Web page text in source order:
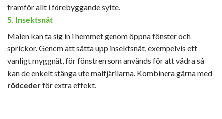
framför allt i förebyggande syfte.
5. Insektsnät
Malen kan ta sig in i hemmet genom öppna fönster och
sprickor. Genom att sätta upp insektsnät, exempelvis ett
vanligt myggnät, för fönstren som används för att vädra så
kan de enkelt stänga ute malfjärilarna. Kombinera gärna med
rödcederför extra effekt.